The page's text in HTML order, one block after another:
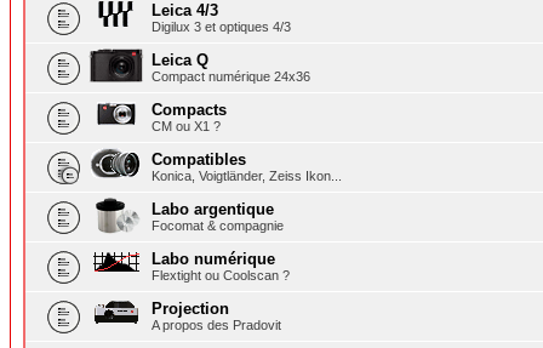
Leica 4/3
Digilux 3 et optiques 4/3
Leica Q
Compact numérique 24x36
Compacts
CM ou X1 ?
Compatibles
Konica, Voigtländer, Zeiss Ikon...
Labo argentique
Focomat & compagnie
Labo numérique
Flextight ou Coolscan ?
Projection
A propos des Pradovit